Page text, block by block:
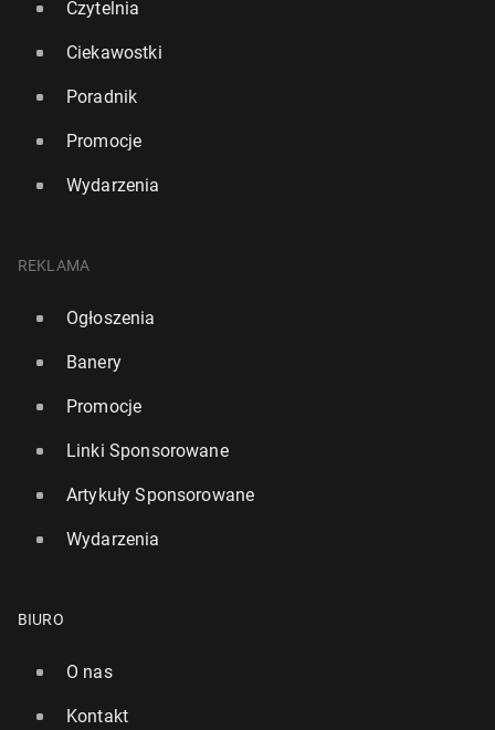
Czytelnia
Ciekawostki
Poradnik
Promocje
Wydarzenia
REKLAMA
Ogłoszenia
Banery
Promocje
Linki Sponsorowane
Artykuły Sponsorowane
Wydarzenia
BIURO
O nas
Kontakt